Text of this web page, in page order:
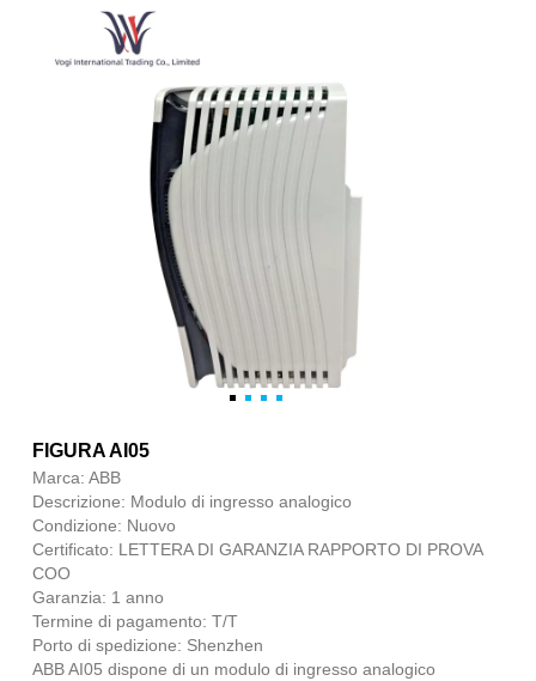
FIGURA AI05
Marca: ABB
Descrizione: Modulo di ingresso analogico
Condizione: Nuovo
Certificato: LETTERA DI GARANZIA RAPPORTO DI PROVA
COO
Garanzia: 1 anno
Termine di pagamento: T/T
Porto di spedizione: Shenzhen
ABB AI05 dispone di un modulo di ingresso analogico